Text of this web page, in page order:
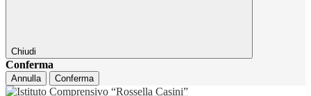
Chiudi
Conferma
Annulla Conferma